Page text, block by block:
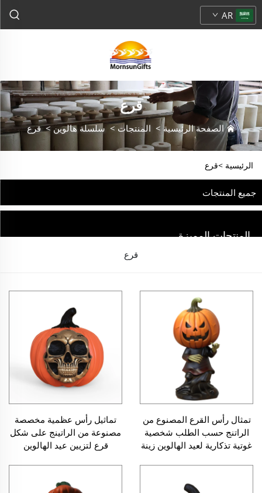
AR
قرع
الصفحة الرئيسية > المنتجات> سلسلة هالوين>قرع
الرئيسية >قرع
جميع المنتجات
المنتجات المميزة
قرع
تمثال رأس القرع المصنوع من
الراتنج حسب الطلب شخصية
غوتية تذكارية لعيد الهالوين زينة
تماثيل رأس عظمية مخصصة
مصنوعة من الراتينج على شكل
قرع لتزيين عيد الهالوين